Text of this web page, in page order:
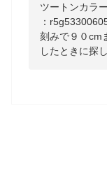
ツートンカラ
：
刻みで９０cm
したときに探